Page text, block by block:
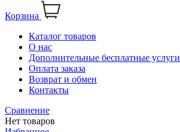
Корзина
Каталог товаров
О нас
Дополнительные бесплатные услуги
Оплата заказа
Возврат и обмен
Контакты
Сравнение
Нет товаров